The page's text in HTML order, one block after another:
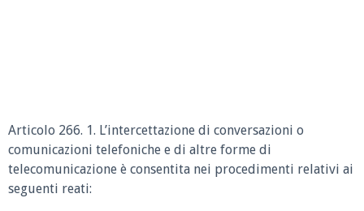
Articolo 266. 1. L’intercettazione di conversazioni o
comunicazioni telefoniche e di altre forme di
telecomunicazione è consentita nei procedimenti relativi ai
seguenti reati: